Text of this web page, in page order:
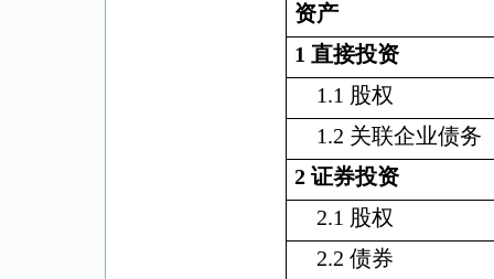
资产
1 直接投资
1.1 股权
1.2 关联企业债务
2证券投资
2.1 股权
2.2债券